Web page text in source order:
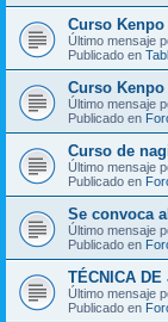
Curso Kenpo
Último mensaje
Publicado en
Curso Kenpo
Último mensaje
Publicado en
Curso de
Último mensaje
Publicado en
Se convoca
Último mensaje
Publicado en
TÉCNICA DE
Último mensaje
Publicado en